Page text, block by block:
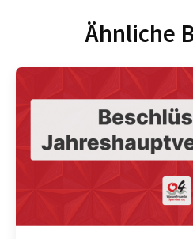
Ähnliche